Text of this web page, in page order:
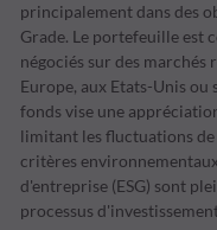
principalement dans des
Grade. Le portefeuille est
négociés sur des
Europe, aux Etats-Unis ou
fonds vise une
limitant les fluctuations de
critères
d'entreprise (ESG) sont
processus